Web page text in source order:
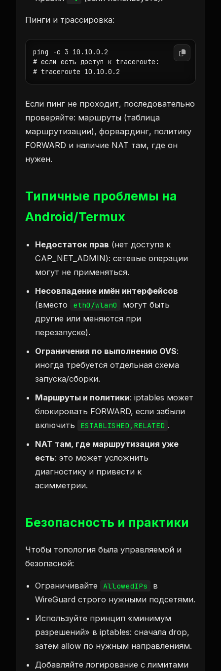
Пинги и трассировка:
ping -c 3 10.10.0.2
# если есть доступ к traceroute:
# traceroute 10.10.0.2
Если пинг не проходит, последовательно
проверяйте: маршруты (таблица
маршрутизации), форвардинг, политику
FORWARD и наличие NAT там, где он
нужен.
Типичные проблемы на
Android/Termux
Недостаток прав (нет доступа к
CAP_NET_ADMIN): сетевые операции
могут не применяться.
Несовпадение имён интерфейсов
(вместо
eth0/wlan0
могут быть
другие или меняются при
перезапуске).
Ограничения по выполнению OVS:
иногда требуется отдельная схема
запуска/сборки.
Маршруты и политики: iptables может
блокировать FORWARD, если забыли
включить
ESTABLISHED,RELATED .
NAT там, где маршрутизация уже
есть: это может усложнить
диагностику и привести к
асимметрии.
Безопасность и практики
Чтобы топология была управляемой и
безопасной:
Ограничивайте AllowedIPs
в
WireGuard строго нужными подсетями.
Используйте принцип «минимум
разрешений» в iptables: сначала drop,
затем allow по нужным направлениям.
Добавляйте логирование с лимитами